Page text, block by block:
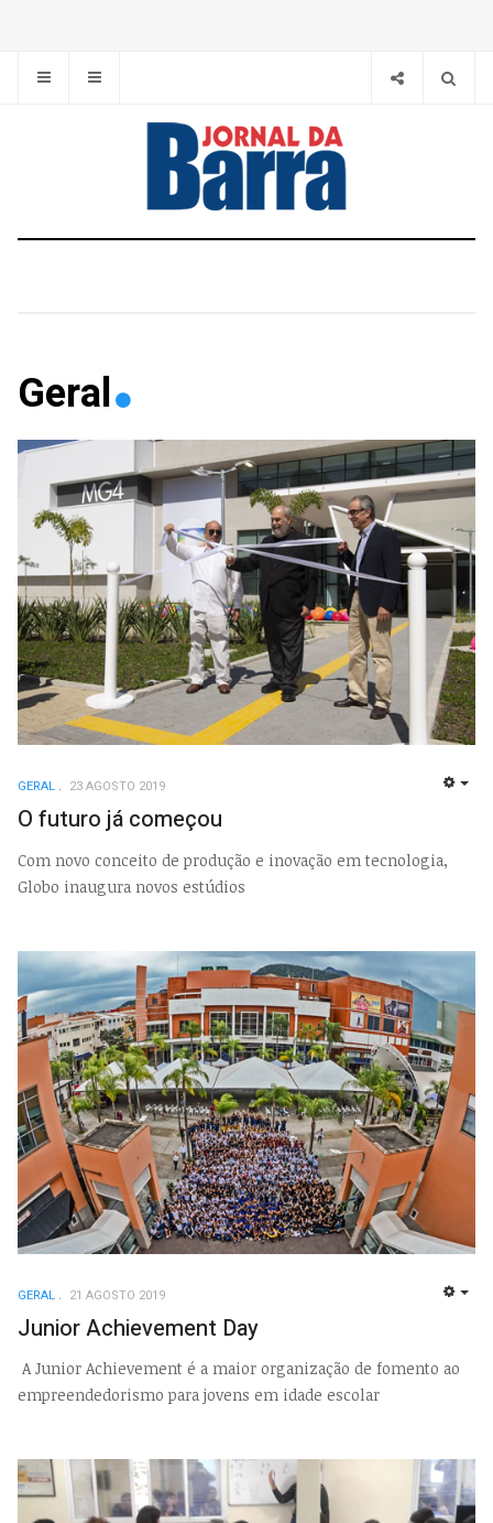
Geral
GERAL 23 AGOSTO 2019
O futuro já começou
Com novo conceito de produção e inovação em tecnologia,
Globo inaugura novos estúdios
GERAL 21 AGOSTO 2019
Junior Achievement Day
A Junior Achievement é a maior organização de fomento ao
empreendedorismo para jovens em idade escolar